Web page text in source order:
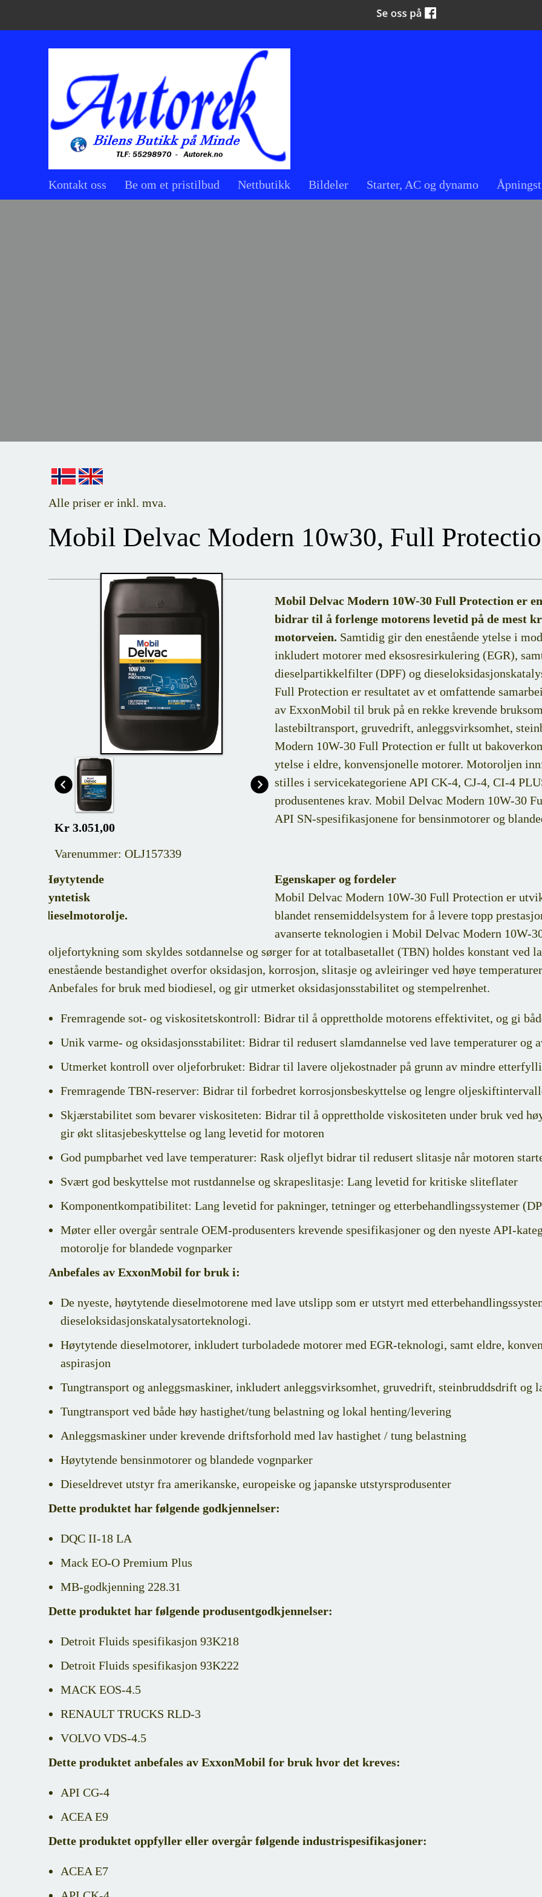
Kontakt oss Be om et pristilbud Nettbutikk Bildeler Starter, AC og dynamo
Alle priser er inkl. mva.
Mobil Delvac Modern 10w30, Full
Kr 3.051,00
Varenummer: OLJ157339
Høytytende
syntetisk
dieselmotorolje.
Mobil Delvac Modern 10W-30 Full Protection er
bidrar til å forlenge motorens levetid på de mest
motorveien. Samtidig gir den enestående ytelse i
inkludert motorer med eksosresirkulering (EGR),
dieselpartikkelfilter (DPF) og
Full Protection er resultatet av et omfattende
av ExxonMobil til bruk på en rekke krevende
lastebiltransport, gruvedrift, anleggsvirksomhet,
Modern 10W-30 Full Protection er fullt ut
ytelse i eldre, konvensjonelle motorer. Motoroljen
stilles i servicekategoriene API CK-4, CJ-4, CI-4
produsentenes krav. Mobil Delvac Modern 10W-30
API SN-spesifikasjonene for bensinmotorer og
Egenskaper og fordeler
Mobil Delvac Modern 10W-30 Full Protection er
blandet rensemiddelsystem for å levere topp
avanserte teknologien i Mobil Delvac Modern 10W-
oljefortykning som skyldes sotdannelse og sørger for at totalbasetallet (TBN) holdes konstant ved
enestående bestandighet overfor oksidasjon, korrosjon, slitasje og avleiringer ved høye
Anbefales for bruk med biodiesel, og gir utmerket oksidasjonsstabilitet og stempelrenhet.
Fremragende sot- og viskositetskontroll: Bidrar til å opprettholde motorens effektivitet, og gi
Unik varme- og oksidasjonsstabilitet: Bidrar til redusert slamdannelse ved lave temperaturer og
Utmerket kontroll over oljeforbruket: Bidrar til lavere oljekostnader på grunn av mindre
Fremragende TBN-reserver: Bidrar til forbedret korrosjonsbeskyttelse og lengre
Skjærstabilitet som bevarer viskositeten: Bidrar til å opprettholde viskositeten under bruk ved
gir økt slitasjebeskyttelse og lang levetid for motoren
God pumpbarhet ved lave temperaturer: Rask oljeflyt bidrar til redusert slitasje når motoren
Svært god beskyttelse mot rustdannelse og skrapeslitasje: Lang levetid for kritiske sliteflater
Komponentkompatibilitet: Lang levetid for pakninger, tetninger og etterbehandlingssystemer
Møter eller overgår sentrale OEM-produsenters krevende spesifikasjoner og den nyeste API-
motorolje for blandede vognparker
Anbefales av ExxonMobil for bruk i:
De nyeste, høytytende dieselmotorene med lave utslipp som er utstyrt med
dieseloksidasjonskatalysatorteknologi.
Høytytende dieselmotorer, inkludert turboladede motorer med EGR-teknologi, samt eldre,
aspirasjon
Tungtransport og anleggsmaskiner, inkludert anleggsvirksomhet, gruvedrift, steinbruddsdrift og
Tungtransport ved både høy hastighet/tung belastning og lokal henting/levering
Anleggsmaskiner under krevende driftsforhold med lav hastighet / tung belastning
Høytytende bensinmotorer og blandede vognparker
Dieseldrevet utstyr fra amerikanske, europeiske og japanske utstyrsprodusenter
Dette produktet har følgende godkjennelser:
DQC II-18 LA
Mack EO-O Premium Plus
MB-godkjenning 228.31
Dette produktet har følgende produsentgodkjennelser:
Detroit Fluids spesifikasjon 93K218
Detroit Fluids spesifikasjon 93K222
MACK EOS-4.5
RENAULT TRUCKS RLD-3
VOLVO VDS-4.5
Dette produktet anbefales av ExxonMobil for bruk hvor det kreves:
API CG-4
ACEA E9
Dette produktet oppfyller eller overgår følgende industrispesifikasjoner:
ACEA E7